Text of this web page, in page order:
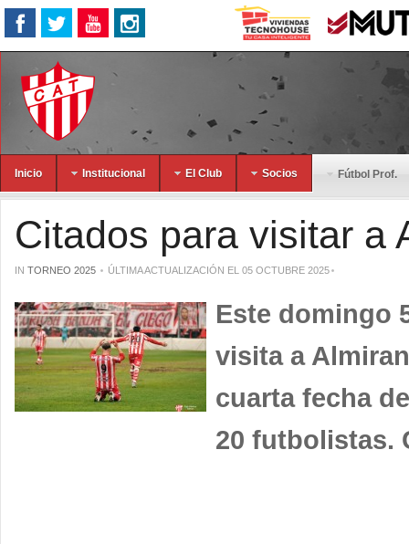
Inicio Institucional El Club Socios Fútbol Prof.
Citados para visitar a
IN TORNEO 2025 ÚLTIMA ACTUALIZACIÓN EL 05 OCTUBRE 2025
Este domingo
visita a
cuarta fecha
20 futbolistas.